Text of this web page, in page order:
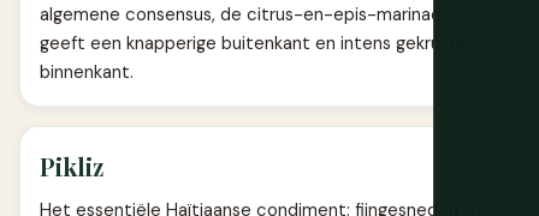
algemene consensus, de citrus-en-epis-marinade
geeft een knapperige buitenkant en intens gekruide
binnenkant.
Pikliz
Het essentiële Haïtiaanse condiment: fijngesneden kool,